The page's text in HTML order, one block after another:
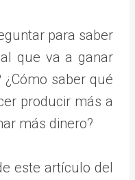
para saber
que va a ganar
saber qué
producir más a
más dinero?
este artículo del